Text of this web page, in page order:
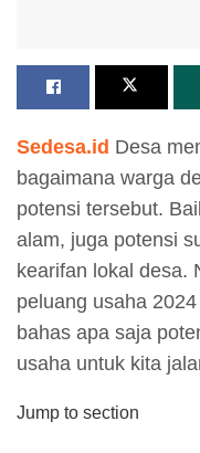
Sedesa.id Desa
bagaimana warga
potensi tersebut.
alam, juga potensi
kearifan lokal desa.
peluang usaha
bahas apa saja
usaha untuk kita
Jump to section